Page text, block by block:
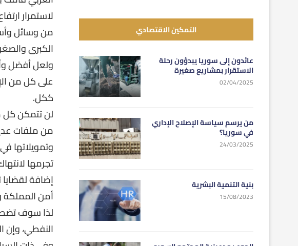
لاستمرار
من وسائل
الكبرى
ولعل أفضل
على كل من
ككل.
لن تتمكن كل
من ملفات
وتمويلاتها
تجرمها
إضافة
أمن المملكة
النفطي،
التمكين الاقتصادي
عائدون إلى سوريا يبدؤون رحلة
الاستقرار بمشاريع صغيرة
02/04/2025
من يرسم سياسة الإصلاح الإداري
في سوريا؟
24/03/2025
بنية التنمية البشرية
15/08/2023